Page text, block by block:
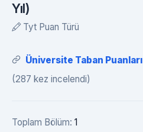
Yıl)
Tyt Puan Türü
Üniversite Taban Puanları
(287 kez incelendi)
Toplam Bölüm: 1